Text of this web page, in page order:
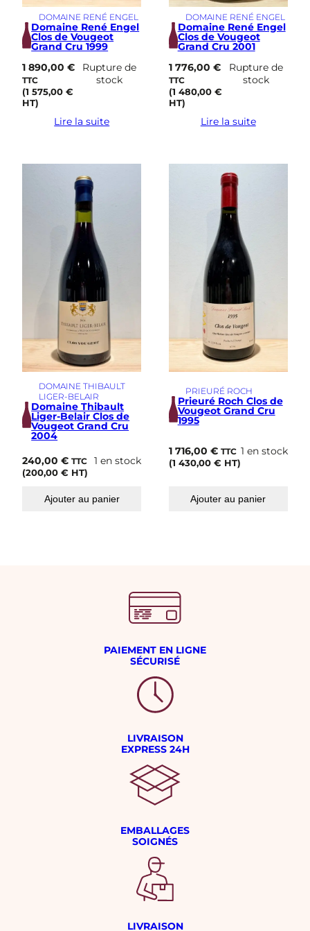
DOMAINE RENÉ ENGEL
Domaine René Engel
Clos de Vougeot
Grand Cru 1999
1 890,00€
TTC
(1 575,00€
HT)
Rupture de
stock
Lire la suite
DOMAINE RENÉ ENGEL
Domaine René Engel
Clos de Vougeot
Grand Cru 2001
1 776,00 €
TTC
(1 480,00 €
HT)
Rupture de
stock
Lire la suite
DOMAINE THIBAULT
LIGER-BELAIR
Domaine Thibault
Liger-Belair Clos de
Vougeot Grand Cru
2004
240,00€ TTC
(200,00€ HT)
1 en stock
Ajouter au panier
PRIEURÉ ROCH
Prieuré Roch Clos de
Vougeot Grand Cru
1995
1 716,00 € TTC
(1 430,00 €HT)
1 en stock
Ajouter au panier
PAIEMENT EN LIGNE
SÉCURISÉ
LIVRAISON
EXPRESS 24H
EMBALLAGES
SOIGNÉS
LIVRAISON